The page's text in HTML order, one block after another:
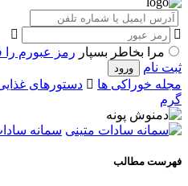
مرا بخاطر بسپار رمز عبورم
ثبت نام
مجله خوراکی ها
دستورهای
گرم
سمانه
فهرست مطالب